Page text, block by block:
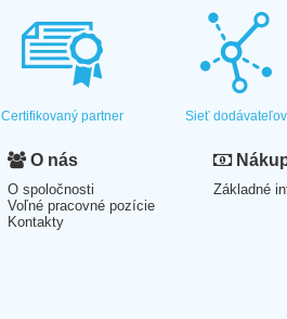
Certifikovaný partner Sieť dodávateľov
O nás
O spoločnosti
Voľné pracovné pozície
Kontakty
Základné